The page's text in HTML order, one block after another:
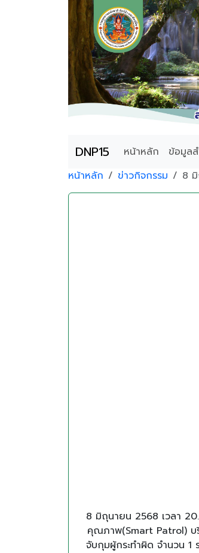
DNP15 หน้าหลัก ข้อมูล
หน้าหลัก
ข่าวกิจกรรม
8 มิถุนายน 2568 เวลา
คุณภาพ(Smart Patrol) บริเวณห้วยแม่ผา
จับกุมผู้กระทำผิด จำนวน 1 ราย พร้อมตรวจยึดของกลางปร